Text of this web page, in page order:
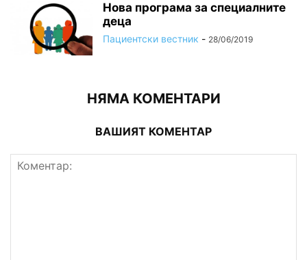
Нова програма за специалните
деца
Пациентски вестник - 28/06/2019
НЯМА КОМЕНТАРИ
ВАШИЯТ КОМЕНТАР